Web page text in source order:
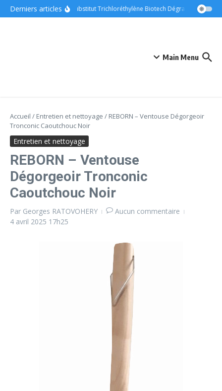
Aller au contenu
Derniers articlesONYX – Substitut Trichloréthylène Biotech Dégraissant Métaux
Main Menu
Accueil / Entretien et nettoyage / REBORN – Ventouse Dégorgeoir
Tronconic Caoutchouc Noir
Entretien et nettoyage
REBORN – Ventouse
Dégorgeoir Tronconic
Caoutchouc Noir
Par Georges RATOVOHERY
Aucun commentaire
4 avril 2025 17h25